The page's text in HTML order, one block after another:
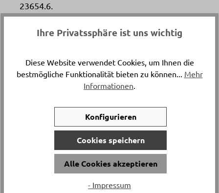
23654.6.
Füllmenge
Versand & Lieferung
Borosilikat-Glas
Haben Sie Fragen zu diesem Produkt?
Ihre Privatssphäre ist uns wichtig
Diese Website verwendet Cookies, um Ihnen die
bestmögliche Funktionalität bieten zu können... Mehr
Informationen
Konfigurieren
Cookies speichern
Alle Cookies akzeptieren
- Impressum